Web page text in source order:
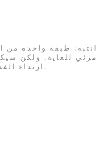
مرئي للغاية. ولكن
ارتداء الفستان. لا تسحب بشدة. لا تخدش لأشياء قوية أخرى.